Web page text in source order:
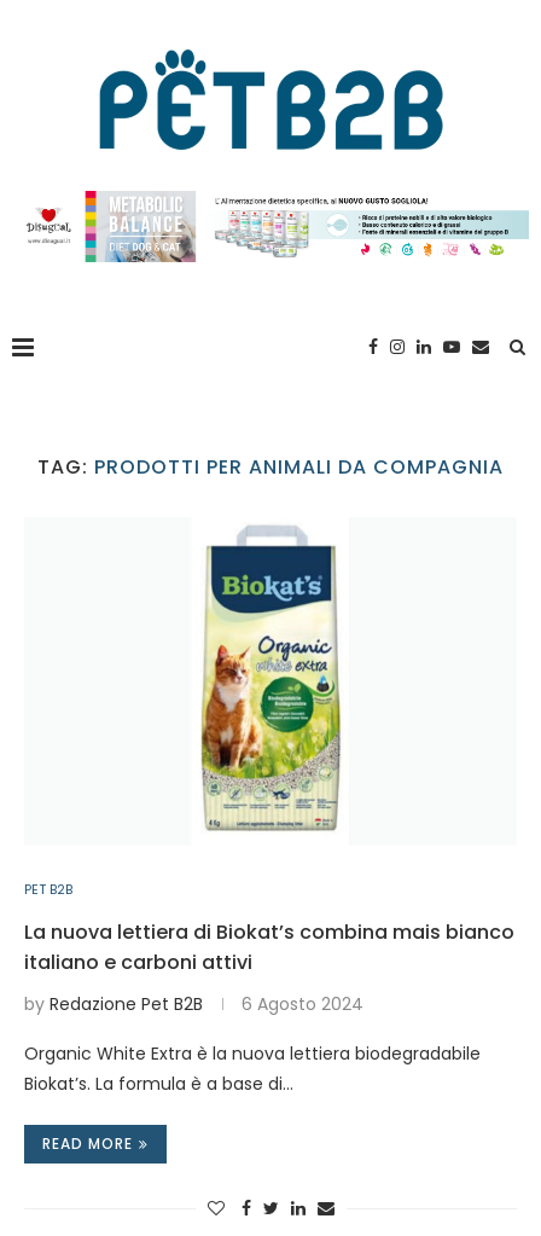
TAG: PRODOTTI PER ANIMALI DA COMPAGNIA
PET B2B
La nuova lettiera di Biokat’s combina mais bianco
italiano e carboni attivi
by Redazione Pet B2B 6 Agosto 2024
Organic White Extra è la nuova lettiera biodegradabile
Biokat’s. La formula è a base di…
READ MORE